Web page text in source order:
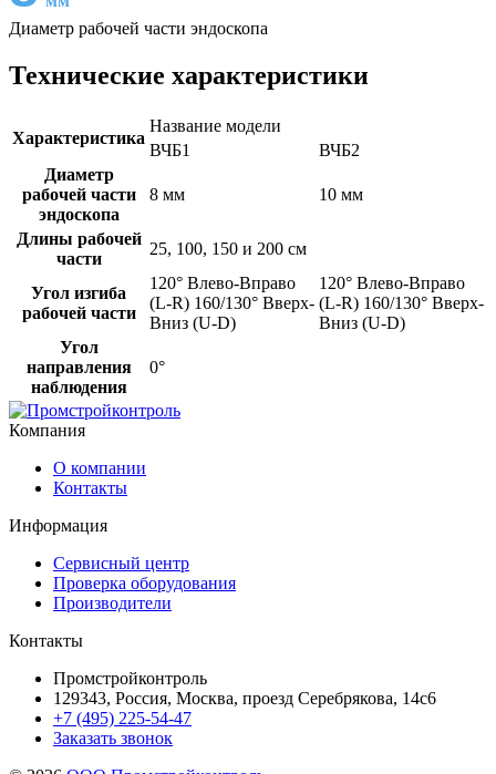
Диаметр рабочей части эндоскопа
Технические характеристики
Характеристика
Название модели
ВЧБ1
ВЧБ2
Диаметр
рабочей части
эндоскопа
8 мм 10 мм
Длины рабочей
части
25, 100, 150 и 200 см
Угол изгиба
рабочей части
120° Влево-Вправо
(L-R) 160/130° Вверх-
Вниз (U-D)
120° Влево-Вправо
(L-R) 160/130° Вверх-
Вниз (U-D)
Угол
направления
наблюдения
0°
Компания
О компании
Контакты
Информация
Сервисный центр
Проверка оборудования
Производители
Контакты
Промстройконтроль
129343, Россия, Москва, проезд Серебрякова, 14с6
+7 (495) 225-54-47
Заказать звонок